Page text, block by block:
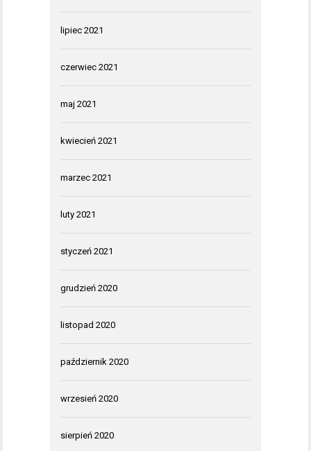
lipiec 2021
czerwiec 2021
maj 2021
kwiecień 2021
marzec 2021
luty 2021
styczeń 2021
grudzień 2020
listopad 2020
październik 2020
wrzesień 2020
sierpień 2020